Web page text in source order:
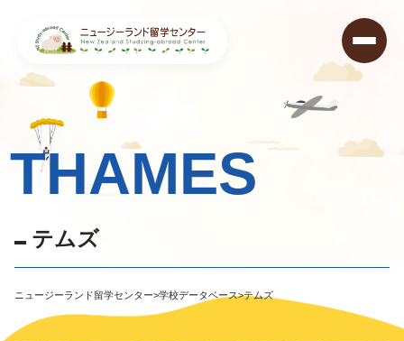
THAMES
テムズ
ニュージーランド留学センター>学校データベース>テムズ